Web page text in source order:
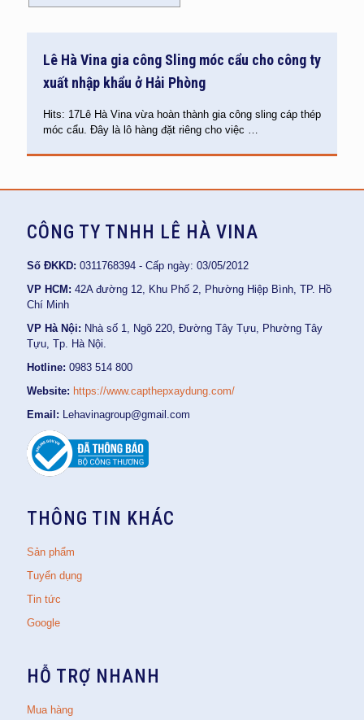
Lê Hà Vina gia công Sling móc cẩu cho công ty
xuất nhập khẩu ở Hải Phòng
Hits: 17Lê Hà Vina vừa hoàn thành gia công sling cáp thép
móc cẩu. Đây là lô hàng đặt riêng cho việc …
CÔNG TY TNHH LÊ HÀ VINA
Số ĐKKD: 0311768394 - Cấp ngày: 03/05/2012
VP HCM: 42A đường 12, Khu Phố 2, Phường Hiệp Bình, TP. Hồ
Chí Minh
VP Hà Nội: Nhà số 1, Ngõ 220, Đường Tây Tựu, Phường Tây
Tựu, Tp. Hà Nội.
Hotline: 0983 514 800
Website: https://www.capthepxaydung.com/
Email: Lehavinagroup@gmail.com
THÔNG TIN KHÁC
Sản phẩm
Tuyển dụng
Tin tức
Google
HỖ TRỢ NHANH
Mua hàng